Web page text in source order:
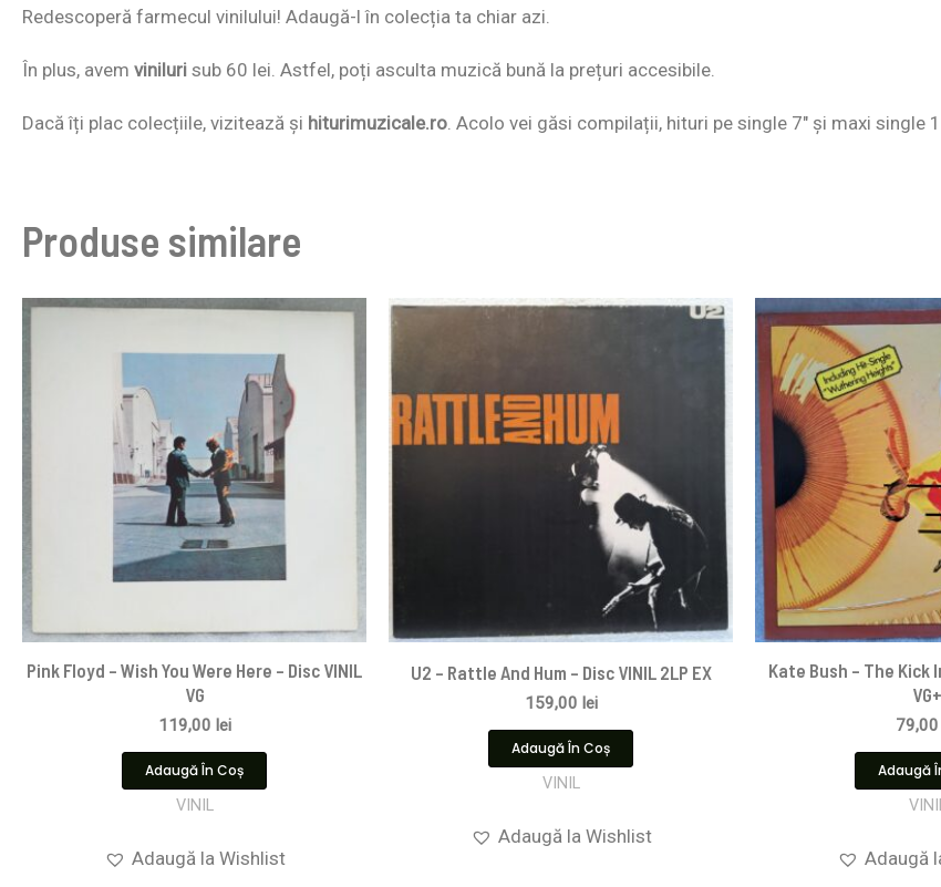
Redescoperă farmecul vinilului! Adaugă-l în colecția ta chiar azi.
În plus, avem viniluri sub 60 lei. Astfel, poți asculta muzică bună la prețuri accesibile.
Dacă îți plac colecțiile, vizitează și hiturimuzicale.ro. Acolo vei găsi compilații, hituri pe single 7″ și maxi single
Produse similare
Pink Floyd ‎– Wish You Were Here – Disc VINIL
VG
119,00 lei
Adaugă În Coș
VINIL
Adaugă la Wishlist
U2 – Rattle And Hum – Disc VINIL 2LP EX
159,00 lei
Adaugă În Coș
VINIL
Adaugă la Wishlist
Kate Bush – The Kick
VG+
79,00
Adaugă
Adaugă